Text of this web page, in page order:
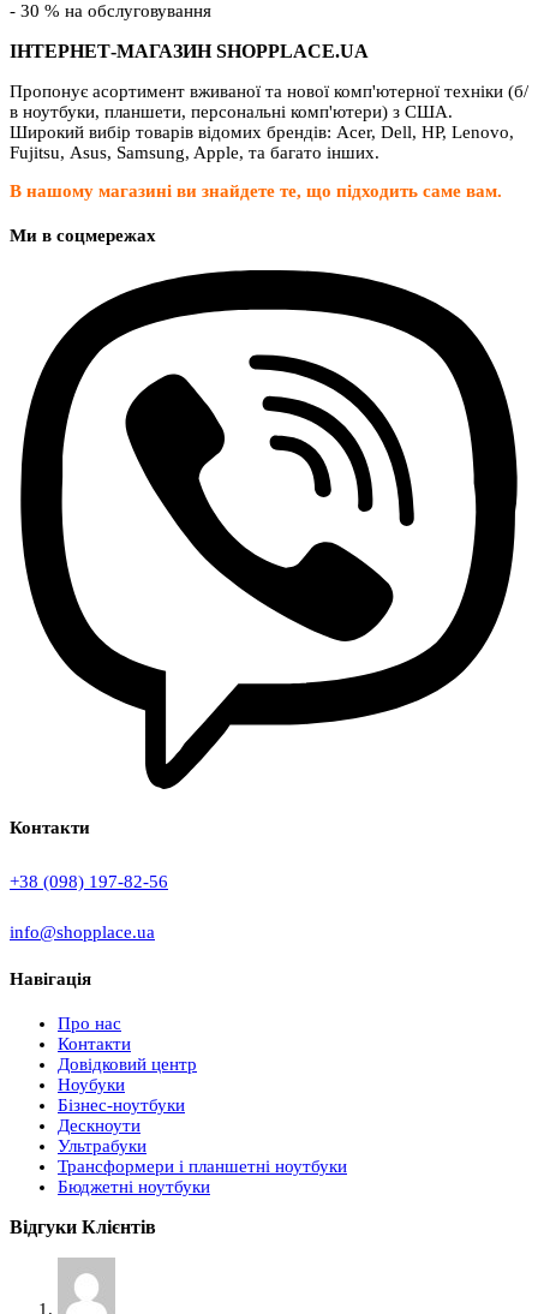
- 30 % на обслуговування
ІНТЕРНЕТ-МАГАЗИН SHOPPLACE.UA
Пропонує асортимент вживаної та нової комп'ютерної техніки (б/
в ноутбуки, планшети, персональні комп'ютери) з США.
Широкий вибір товарів відомих брендів: Acer, Dell, HP, Lenovo,
Fujitsu, Asus, Samsung, Apple, та багато інших.
В нашому магазині ви знайдете те, що підходить саме вам.
Ми в соцмережах
Контакти
+38 (098) 197-82-56
info@shopplace.ua
Навігація
Про нас
Контакти
Довідковий центр
Ноубуки
Бізнес-ноутбуки
Дескноути
Ультрабуки
Трансформери і планшетні ноутбуки
Бюджетні ноутбуки
Відгуки Клієнтів